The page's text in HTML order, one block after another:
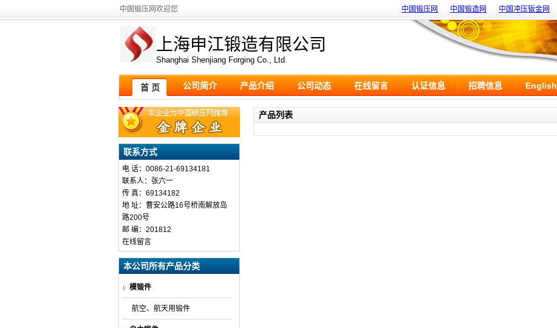
中国锻压网欢迎您 中国锻压网 中国锻造网 中国冲压钣金网
上海申江锻造有限公司
Shanghai Shenjiang Forging Co., Ltd.
首 页 公司简介 产品介绍 公司动态 在线留言 认证信息 招聘信息 English
联系方式
电 话：0086-21-69134181
联系人：张六一
传 真：69134182
地 址：曹安公路16号桥南解放岛
路200号
邮 编：201812
在线留言
本公司所有产品分类
模锻件
航空、航天用锻件
产品列表